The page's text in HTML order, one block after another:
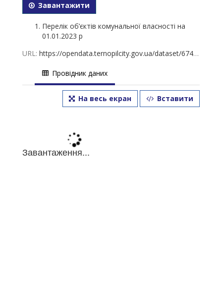
Завантажити
Перелік об’єктів комунальної власності на
01.01.2023 р
URL: https://opendata.ternopilcity.gov.ua/dataset/674127b7-d8d2-4d51-a1b3-f567205b1f9c/resource/089bc533-4aea-45d1-99f5-5af1b308138d/download/1.-01.01.2023-..xlsx
Провідник даних
На весь екран Вставити